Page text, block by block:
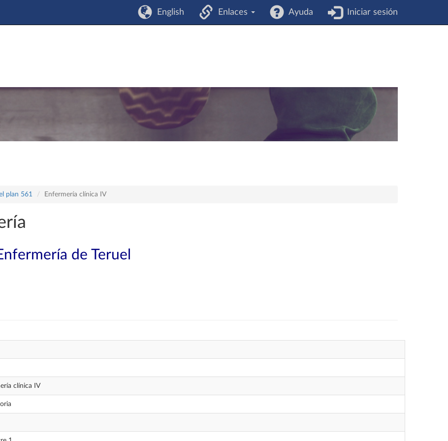
English Enlaces Ayuda Iniciar sesión
plan 561 Enfermería clínica IV
de Teruel
clínica IV